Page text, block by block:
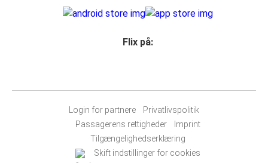
Flix på:
Login for partnere
Privatlivspolitik
Passagerens rettigheder
Imprint
Tilgængelighedserklæring
Skift indstillinger for cookies